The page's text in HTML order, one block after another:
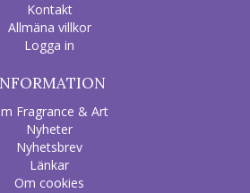
Kontakt
Allmäna villkor
Logga in
Fragrance & Art
Nyheter
Nyhetsbrev
Länkar
Om cookies